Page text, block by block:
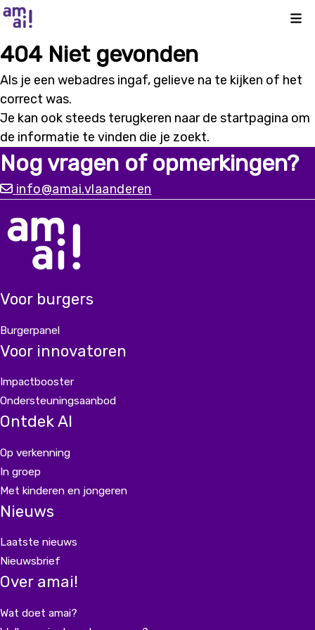
404 Niet gevonden
Als je een webadres ingaf, gelieve na te kijken of het
correct was.
Je kan ook steeds terugkeren naar de startpagina om
de informatie te vinden die je zoekt.
Nog vragen of opmerkingen?
info@amai.vlaanderen
Voor burgers
Burgerpanel
Voor innovatoren
Impactbooster
Ondersteuningsaanbod
Ontdek AI
Op verkenning
In groep
Met kinderen en jongeren
Nieuws
Laatste nieuws
Nieuwsbrief
Over amai!
Wat doet amai?